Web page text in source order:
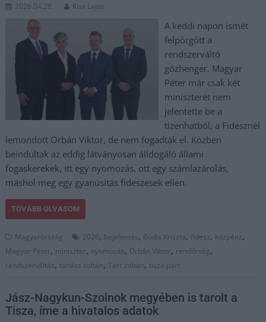
2026.04.28. Kiss Lajos
A keddi napon ismét
felpörgött a
rendszerváltó
gőzhenger. Magyar
Péter már csak két
miniszterét nem
jelentette be a
tizenhatból, a Fidesznél
lemondott Orbán Viktor, de nem fogadták el. Közben
beindultak az eddig látványosan álldogáló állami
fogaskerekek, itt egy nyomozás, ott egy számlazárolás,
máshol meg egy gyanúsítás fideszesek ellen.
TOVÁBB OLVASOM
Magyarország 2026, bejelentés, Bódis Kriszta, fidesz, közpénz,
Magyar Péter, miniszter, nyomozás, Orbán Viktor, rendőrség,
rendszerváltás, tanács zoltán,Tarr zoltán, tisza part
Jász-Nagykun-Szolnok megyében is tarolt a
Tisza, íme a hivatalos adatok